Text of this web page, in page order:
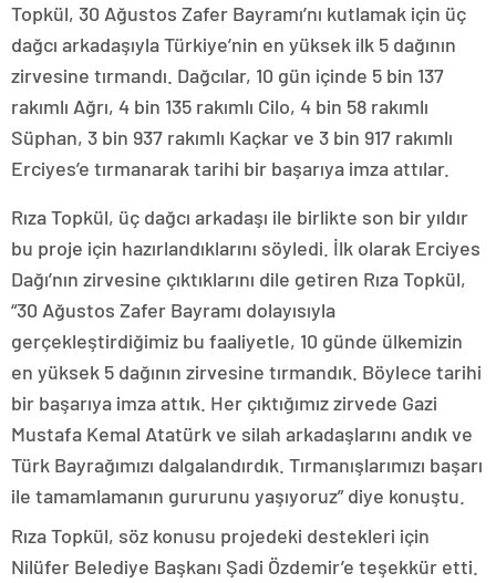
Topkül, 30 Ağustos Zafer Bayramı’nı kutlamak için üç
dağcı arkadaşıyla Türkiye’nin en yüksek ilk 5 dağının
zirvesine tırmandı. Dağcılar, 10 gün içinde 5 bin 137
rakımlı Ağrı, 4 bin 135 rakımlı Cilo, 4 bin 58 rakımlı
Süphan, 3 bin 937 rakımlı Kaçkar ve 3 bin 917 rakımlı
Erciyes’e tırmanarak tarihi bir başarıya imza attılar.
Rıza Topkül, üç dağcı arkadaşı ile birlikte son bir yıldır
bu proje için hazırlandıklarını söyledi. İlk olarak Erciyes
Dağı’nın zirvesine çıktıklarını dile getiren Rıza Topkül,
“30 Ağustos Zafer Bayramı dolayısıyla
gerçekleştirdiğimiz bu faaliyetle, 10 günde ülkemizin
en yüksek 5 dağının zirvesine tırmandık. Böylece tarihi
bir başarıya imza attık. Her çıktığımız zirvede Gazi
Mustafa Kemal Atatürk ve silah arkadaşlarını andık ve
Türk Bayrağımızı dalgalandırdık. Tırmanışlarımızı başarı
ile tamamlamanın gururunu yaşıyoruz” diye konuştu.
Rıza Topkül, söz konusu projedeki destekleri için
Nilüfer Belediye Başkanı Şadi Özdemir’e teşekkür etti.